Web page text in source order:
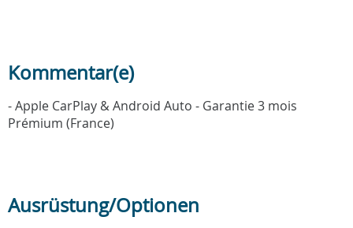
Kommentar(e)
- Apple CarPlay & Android Auto - Garantie 3 mois
Prémium (France)
Ausrüstung/Optionen